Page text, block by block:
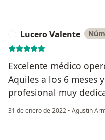
Lucero Valente
Excelente médico
Aquiles a los 6 meses
profesional muy
31 de enero de 2022 • Agustin